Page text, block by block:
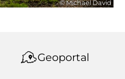
© Michael David
Geoportal